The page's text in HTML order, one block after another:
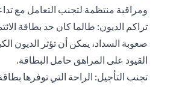
ومراقبة منتظمة لتجنب التعامل مع
تراكم الديون: طالما كان حد بطاقة
صعوبة السداد، يمكن أن تؤثر الديون
القيود على المراهق حامل البطاقة.
تجنب التأجيل: الراحة التي توفرها